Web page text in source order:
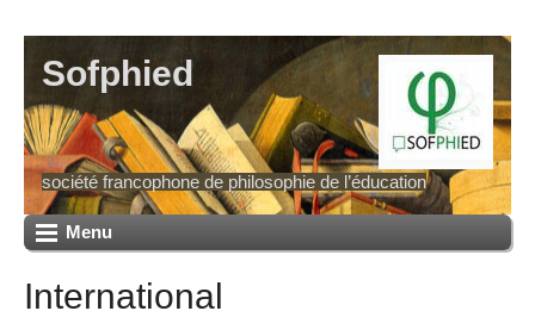
Sofphied
société francophone de philosophie de l’éducation
Menu
International